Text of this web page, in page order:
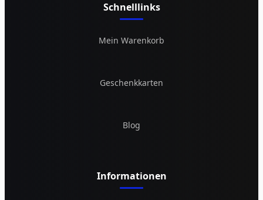
Schnelllinks
Mein Warenkorb
Geschenkkarten
Blog
Informationen